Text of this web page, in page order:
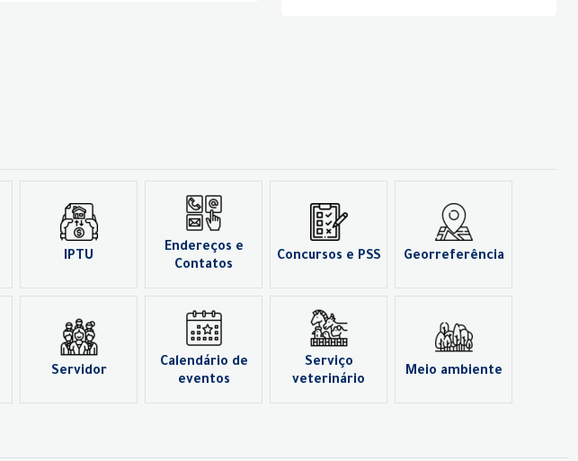
IPTU
Endereços e
Contatos
Concursos e PSS Georreferência
Servidor
Calendário de
eventos
Serviço
veterinário
Meio ambiente